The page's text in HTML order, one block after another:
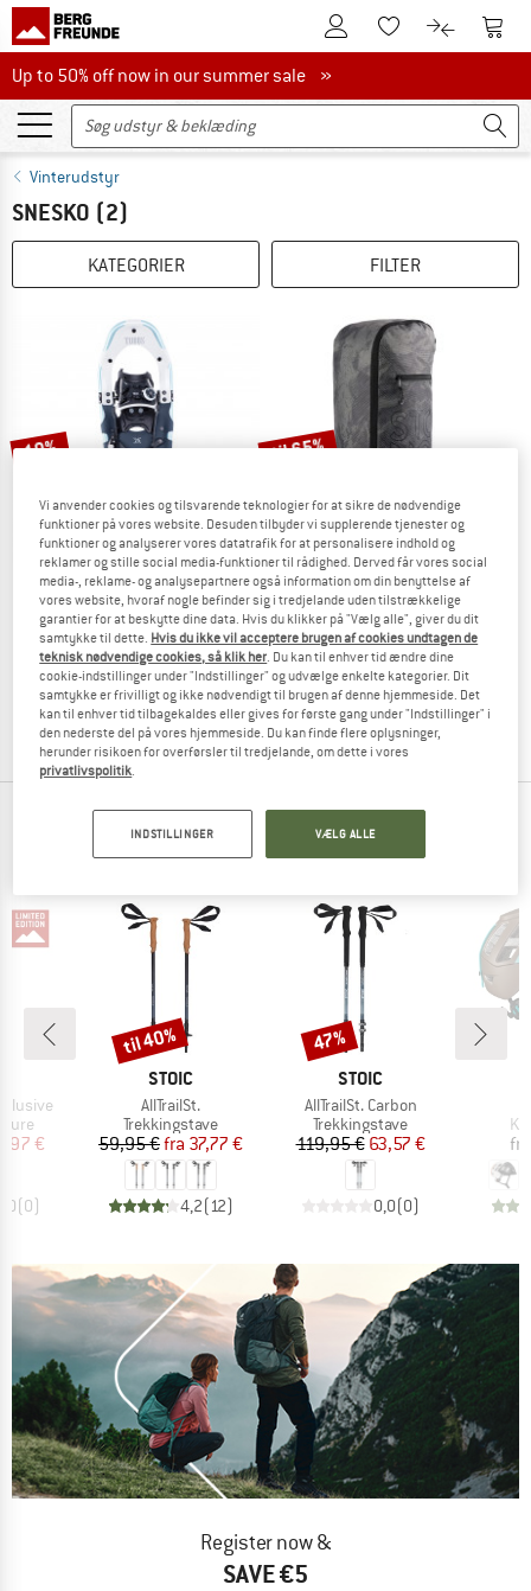
Til kundekontoenTil huskesedlen.
Til Til
Up to 50% off now in our summer sale
Up to 50% off now in our summer sale »
Vinterudstyr
SNESKO (2)
KATEGORIER FILTER
10%
TUBBS
Women's Panoramic 25
Snesko
299,95 € 269,96 €
5,0(1)
til 65%
STOIC
SvedjeSt. III Snowshoe Bag
Sneskotaske
24,95 €fra 8,73 €
5,0(4)
MEST POPULÆRE PRODUKTER I
VINTERUDSTYR
pris
€
(0)
MÆRKE
STOIC
Artikel
AllTrailSt.
Produktgruppe
Trekkingstave
Pris
59,95 € Nedsat pris
fra 37,77 €
4,2(12)
Rabat
til 40%
MÆRKE
STOIC
Artikel
AllTrailSt. Carbon
Produktgruppe
Trekkingstave
Pris
119,95 €Nedsat pris
63,57 €
0,0(0)
Rabat
47%
fra
Register now &
SAVE €5
Vi anvender cookies og tilsvarende teknologier for at sikre de nødvendige
funktioner på vores website. Desuden tilbyder vi supplerende tjenester og
funktioner og analyserer vores datatrafik for at personalisere indhold og
reklamer og stille social media-funktioner til rådighed. Derved får vores social
media-, reklame- og analysepartnere også information om din benyttelse af
vores website, hvoraf nogle befinder sig i tredjelande uden tilstrækkelige
garantier for at beskytte dine data. Hvis du klikker på "Vælg alle", giver du dit
samtykke til dette. Hvis du ikke vil acceptere brugen af cookies undtagen de
teknisk nødvendige cookies, så klik her. Du kan til enhver tid ændre dine
cookie-indstillinger under "Indstillinger" og udvælge enkelte kategorier. Dit
samtykke er frivilligt og ikke nødvendigt til brugen af denne hjemmeside. Det
kan til enhver tid tilbagekaldes eller gives for første gang under "Indstillinger" i
den nederste del på vores hjemmeside. Du kan finde flere oplysninger,
herunder risikoen for overførsler til tredjelande, om dette i vores
privatlivspolitik.
INDSTILLINGER VÆLG ALLE